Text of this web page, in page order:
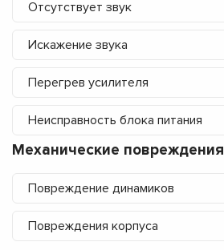
Отсутствует звук
Искажение звука
Перегрев усилителя
Неисправность блока питания
Механические повреждения
Повреждение динамиков
Повреждения корпуса